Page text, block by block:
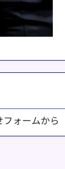
ォームから